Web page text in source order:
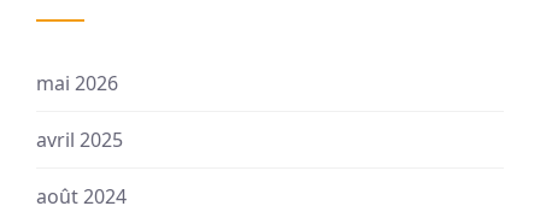
mai 2026
avril 2025
août 2024